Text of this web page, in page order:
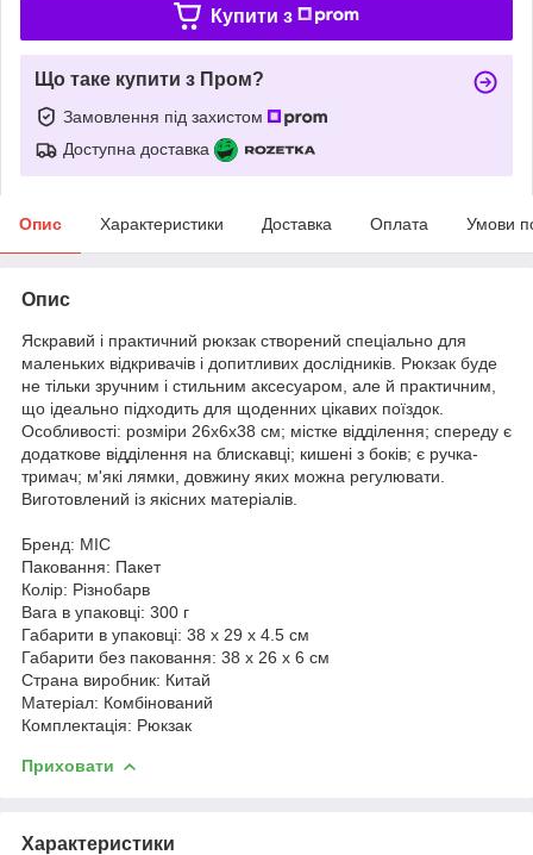
Купити з
Що таке купити з Пром?
Замовлення під захистом
Доступна доставка
Опис Характеристики Доставка Оплата Умови
Опис
Яскравий і практичний рюкзак створений спеціально для
маленьких відкривачів і допитливих дослідників. Рюкзак буде
не тільки зручним і стильним аксесуаром, але й практичним,
що ідеально підходить для щоденних цікавих поїздок.
Особливості: розміри 26х6х38 см; містке відділення; спереду є
додаткове відділення на блискавці; кишені з боків; є ручка-
тримач; м'які лямки, довжину яких можна регулювати.
Виготовлений із якісних матеріалів.
Бренд: MIC
Паковання: Пакет
Колір: Різнобарв
Вага в упаковці: 300 г
Габарити в упаковці: 38 x 29 x 4.5 см
Габарити без паковання: 38 x 26 x 6 см
Страна виробник: Китай
Матеріал: Комбінований
Комплектація: Рюкзак
Приховати
Характеристики